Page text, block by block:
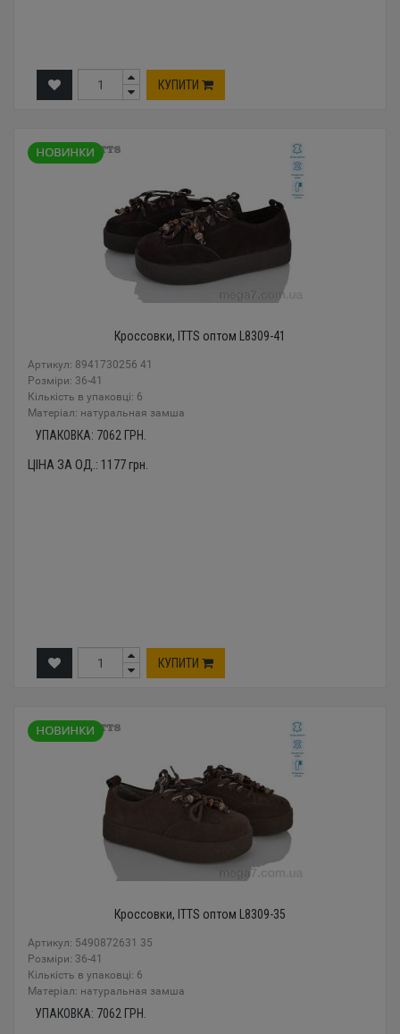
КУПИТИ
Кроссовки, ITTS оптом L8309-41
Артикул: 8941730256 41
Розміри: 36-41
Кількість в упаковці: 6
Mатеріал: натуральная замша
УПАКОВКА: 7062 ГРН.
ЦІНА ЗА ОД.: 1177грн.
КУПИТИ
Кроссовки, ITTS оптом L8309-35
Артикул: 5490872631 35
Розміри: 36-41
Кількість в упаковці: 6
Mатеріал: натуральная замша
УПАКОВКА: 7062 ГРН.